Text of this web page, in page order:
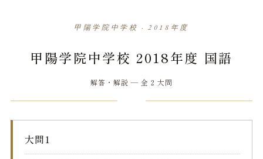
甲陽学院中学校 · 2018年度
甲陽学院中学校 2018年度 国語
解答・解説 — 全 2 大問
大問1